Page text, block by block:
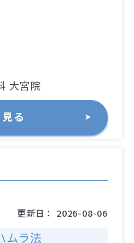
大宮院
る
更新日： 2026-08-06
ムラ法